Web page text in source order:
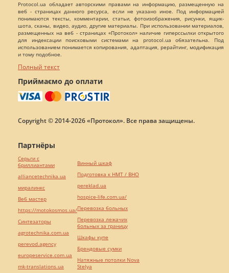
Protocol.ua обладает авторскими правами на информацию, размещенную на
веб - страницах данного ресурса, если не указано иное. Под информацией
понимаются тексты, комментарии, статьи, фотоизображения, рисунки, ящик-
шота, сканы, видео, аудио, другие материалы. При использовании материалов,
размещенных на веб - страницах «Протокол» наличие гиперссылки открытого
для индексации поисковыми системами на protocol.ua обязательна. Под
использованием понимается копирования, адаптация, рерайтинг, модификация
и тому подобное.
Полный текст
Приймаємо до оплати
Copyright © 2014-2026 «Протокол». Все права защищены.
Партнёры
Серьги с
бриллиантами
alliancetechnika.ua
миралинкс
Веб мастер
https://motokosmos.ua/
Синтезаторы
agrotechnika.com.ua
perevod.agency
europeservice.com.ua
mk-translations.ua
Винный шкаф
Подготовка к НМТ / ВНО
pereklad.ua
hospice-life.com.ua/
Перевозка больных
Перевозка лежачих
больных за границу
Шкафы купе
Брендовые сумки
Натяжные потолки Nova
Stelya